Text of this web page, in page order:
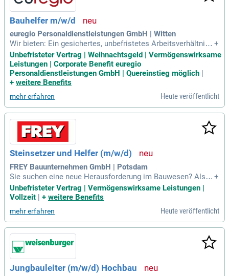
Bauhelfer m/w/d
euregio Personaldienstleistungen GmbH | Witten
Wir bieten: Ein gesichertes, unbefristetes Arbeitsverhältnis i
n Vollzeit; Übertarifliche Bezahlung 14,53€; Urlaubs- und Wei
hnachtsgeld; Vermögenswirksame Leistungen; Corporate b
enefits/attraktive Mitarbeiterangebote; Abwechslungsreiche
Tätigkeiten; Inflationsausgleichsprämie
+
Unbefristeter Vertrag | Weihnachtsgeld | Vermögenswirksame
Leistungen | Corporate Benefit euregio
Personaldienstleistungen GmbH | Quereinstieg möglich
+ weitere Benefits
mehr erfahren Heute veröffentlicht
Steinsetzer und Helfer (m/w/d)
FREY Bauunternehmen GmbH | Potsdam
Sie suchen eine neue Herausforderung im Bauwesen? Als S
teinsetzer oder Helfer (m/w/d) erwarten Sie bei uns spanne
nde Projekte und ein kollegiales Team. Zu unseren Kernkom
sowie die Nutzung der Explosivramme. Ideale Bewerber brin
gen eine Ausbildung als Straßenbauer oder Pflasterer mit. E
rfahrungen in der Vorbereitung, wie Planum und Tragschicht
en, sind von Vorteil. Freuen Sie sich auf eine unbefristete V
ollzeitstelle mit übertariflicher Bezahlung in einem wachsen
den Unternehmen. Bewerben Sie sich jetzt!
+
Unbefristeter Vertrag | Vermögenswirksame Leistungen |
Vollzeit | + weitere Benefits
mehr erfahren Heute veröffentlicht
Jungbauleiter (m/w/d) Hochbau